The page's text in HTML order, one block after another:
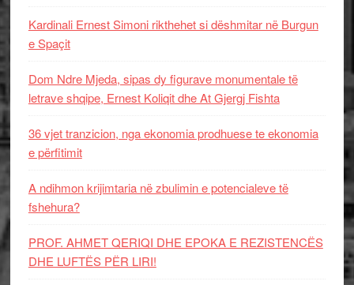
Kardinali Ernest Simoni rikthehet si dëshmitar në Burgun
e Spaçit
Dom Ndre Mjeda, sipas dy figurave monumentale të
letrave shqipe, Ernest Koliqit dhe At Gjergj Fishta
36 vjet tranzicion, nga ekonomia prodhuese te ekonomia
e përfitimit
A ndihmon krijimtaria në zbulimin e potencialeve të
fshehura?
PROF. AHMET QERIQI DHE EPOKA E REZISTENCЁS
DHE LUFTЁS PЁR LIRI!